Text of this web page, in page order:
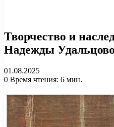
Творчество и
Надежды
01.08.2025
0 Время чтения: 6 мин.